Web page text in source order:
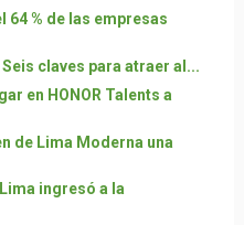
% de las empresas
claves para atraer al...
en HONOR Talents a
de Lima Moderna una
ingresó a la